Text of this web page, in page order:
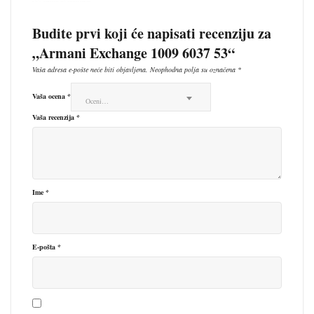
Budite prvi koji će napisati recenziju za
„Armani Exchange 1009 6037 53“
Vaša adresa e-pošte neće biti objavljena. Neophodna polja su označena *
Vaša ocena *
Oceni…
Vaša recenzija *
Ime *
E-pošta *